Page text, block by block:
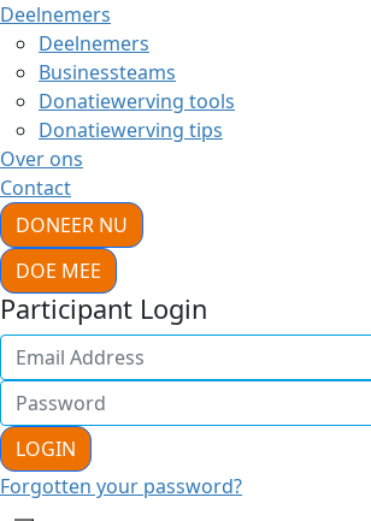
Deelnemers
Deelnemers
Businessteams
Donatiewerving tools
Donatiewerving tips
Over ons
Contact
DONEER NU
DOE MEE
Participant Login
LOGIN
Forgotten your password?